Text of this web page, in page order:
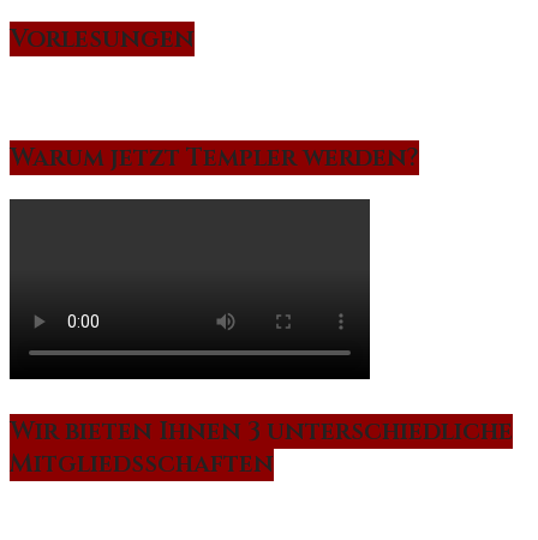
Vorlesungen
Warum jetzt Templer werden?
Wir bieten Ihnen 3 unterschiedliche
Mitgliedsschaften